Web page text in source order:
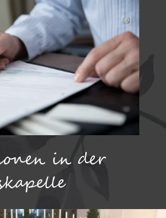
in der